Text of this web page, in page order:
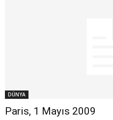
DÜNYA
Paris, 1 Mayıs 2009